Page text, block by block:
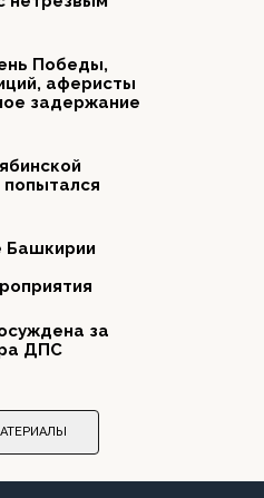
Победы,
аферисты
задержание
попытался
Башкирии
за
ДПС